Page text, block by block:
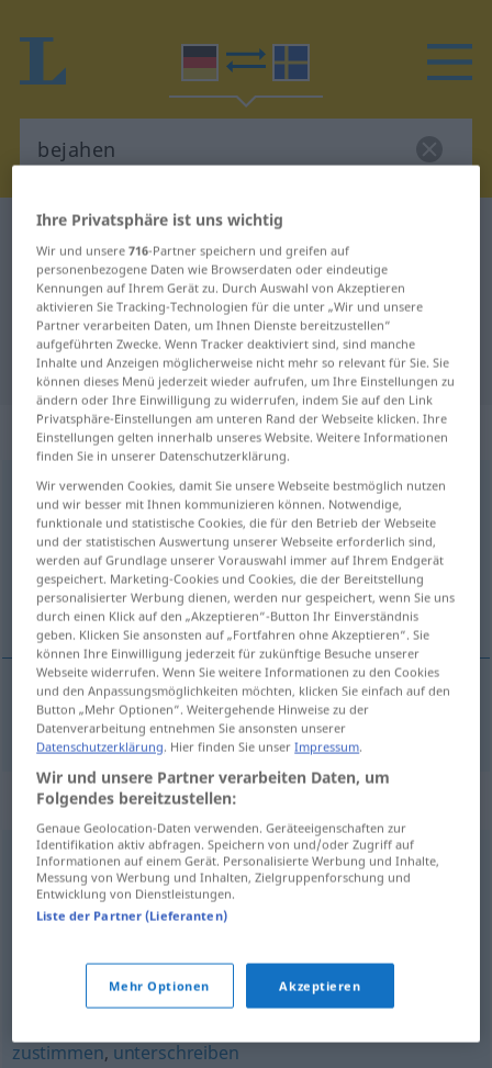
Deutsch-Schwedisch Wörterbuch
Deutsch-Schwedisch Übersetzung
für "bejahen"
"bejahen" Schwedisch Übersetzung
„bejahen“: transitives Verb
bejahenv/t,v/i
Übersicht aller Übersetzungen
(Für mehr Details die Übersetzung anklicken/antippen)
bejaka
bejaka bejahen
Synonyme für "bejahen"
zustimmen
einwilligen zusagen
zustimmen
zustimmen, unterschreiben
Ihre Privatsphäre ist uns wichtig
Wir und unsere716-Partner speichern und greifen auf
personenbezogene Daten wie Browserdaten oder eindeutige
Kennungen auf Ihrem Gerät zu. Durch Auswahl von Akzeptieren
aktivieren Sie Tracking-Technologien für die unter „Wir und unsere
Partner verarbeiten Daten, um Ihnen Dienste bereitzustellen“
aufgeführten Zwecke. Wenn Tracker deaktiviert sind, sind manche
Inhalte und Anzeigen möglicherweise nicht mehr so relevant für Sie. Sie
können dieses Menü jederzeit wieder aufrufen, um Ihre Einstellungen zu
ändern oder Ihre Einwilligung zu widerrufen, indem Sie auf den Link
Privatsphäre-Einstellungen am unteren Rand der Webseite klicken. Ihre
Einstellungen gelten innerhalb unseres Website. Weitere Informationen
finden Sie in unserer Datenschutzerklärung.
Wir verwenden Cookies, damit Sie unsere Webseite bestmöglich nutzen
und wir besser mit Ihnen kommunizieren können. Notwendige,
funktionale und statistische Cookies, die für den Betrieb der Webseite
und der statistischen Auswertung unserer Webseite erforderlich sind,
werden auf Grundlage unserer Vorauswahl immer auf Ihrem Endgerät
gespeichert. Marketing-Cookies und Cookies, die der Bereitstellung
personalisierter Werbung dienen, werden nur gespeichert, wenn Sie uns
durch einen Klick auf den „Akzeptieren“-Button Ihr Einverständnis
geben. Klicken Sie ansonsten auf „Fortfahren ohne Akzeptieren“. Sie
können Ihre Einwilligung jederzeit für zukünftige Besuche unserer
Webseite widerrufen. Wenn Sie weitere Informationen zu den Cookies
und den Anpassungsmöglichkeiten möchten, klicken Sie einfach auf den
Button „Mehr Optionen“. Weitergehende Hinweise zu der
Datenverarbeitung entnehmen Sie ansonsten unserer
Datenschutzerklärung. Hier finden Sie unserImpressum.
Wir und unsere Partner verarbeiten Daten, um
Folgendes bereitzustellen:
Genaue Geolocation-Daten verwenden. Geräteeigenschaften zur
Identifikation aktiv abfragen. Speichern von und/oder Zugriff auf
Informationen auf einem Gerät. Personalisierte Werbung und Inhalte,
Messung von Werbung und Inhalten, Zielgruppenforschung und
Entwicklung von Dienstleistungen.
Liste der Partner (Lieferanten)
Mehr Optionen Akzeptieren